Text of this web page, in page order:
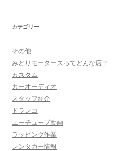
カテゴリー
その他
みどりモータースってどんな店？
カスタム
カーオーディオ
スタッフ紹介
ドラレコ
ユーチューブ動画
ラッピング作業
レンタカー情報